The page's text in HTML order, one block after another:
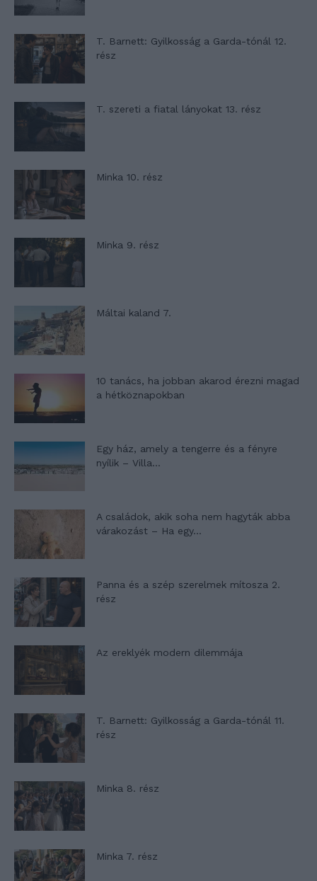
T. Barnett: Gyilkosság a Garda-tónál 12.
rész
T. szereti a fiatal lányokat 13. rész
Minka 10. rész
Minka 9. rész
Máltai kaland 7.
10 tanács, ha jobban akarod érezni magad
a hétköznapokban
Egy ház, amely a tengerre és a fényre
nyílik – Villa...
A családok, akik soha nem hagyták abba
várakozást – Ha egy...
Panna és a szép szerelmek mítosza 2.
rész
Az ereklyék modern dilemmája
T. Barnett: Gyilkosság a Garda-tónál 11.
rész
Minka 8. rész
Minka 7. rész